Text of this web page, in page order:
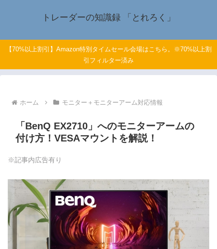
トレーダーの知識録 「とれろく」
【70%以上割引】Amazon特別タイムセール会場はこちら。※70%以上割
引フィルター済み
ホーム モニター＋モニターアーム対応情報
「BenQ EX2710」へのモニターアームの
付け方！VESAマウントを解説！
※記事内広告有り